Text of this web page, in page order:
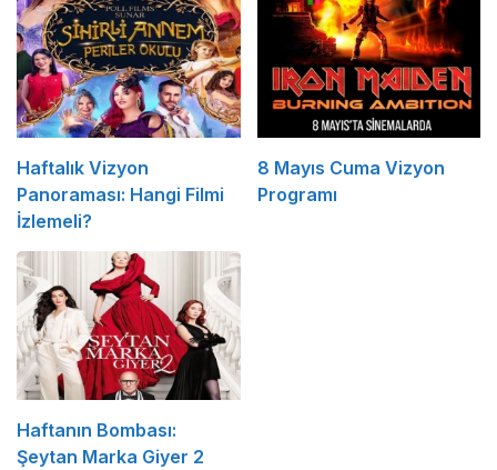
Haftalık Vizyon
Panoraması: Hangi Filmi
İzlemeli?
8 Mayıs Cuma Vizyon
Programı
Haftanın Bombası:
Şeytan Marka Giyer 2